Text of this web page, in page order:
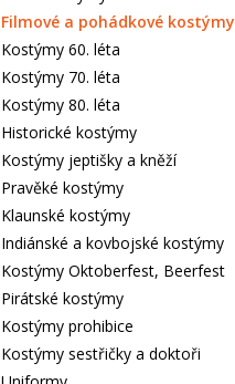
Filmové a pohádkové kostýmy
Kostýmy 60. léta
Kostýmy 70. léta
Kostýmy 80. léta
Historické kostýmy
Kostýmy jeptišky a kněží
Pravěké kostýmy
Klaunské kostýmy
Indiánské a kovbojské kostýmy
Kostýmy Oktoberfest, Beerfest
Pirátské kostýmy
Kostýmy prohibice
Kostýmy sestřičky a doktoři